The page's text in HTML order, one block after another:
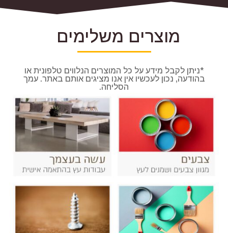
מוצרים משלימים
*ניתן לקבל מידע על כל המוצרים הנלווים טלפונית או
בהודעה, נכון לעכשיו אין אנו מציגים אותם באתר. עמך
הסליחה.